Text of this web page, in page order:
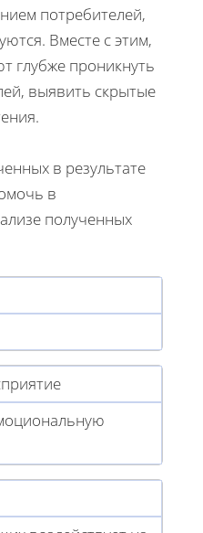
потребителей,
Вместе с этим,
глубже проникнуть
выявить скрытые
в результате
в
полученных